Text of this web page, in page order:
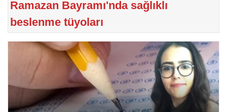
Ramazan Bayramı'nda sağlıklı
beslenme tüyoları